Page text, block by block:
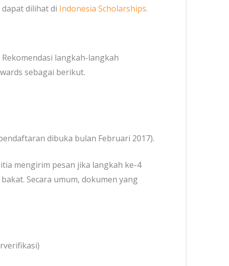
dilihat di Indonesia Scholarships.
Rekomendasi langkah-langkah
sebagai berikut.
dibuka bulan Februari 2017).
mengirim pesan jika langkah ke-4
Secara umum, dokumen yang